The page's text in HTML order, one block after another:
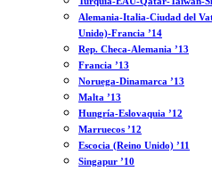
Alemania-Italia-Ciudad del
Unido)-Francia ’14
Rep. Checa-Alemania ’13
Francia ’13
Noruega-Dinamarca ’13
Malta ’13
Hungría-Eslovaquia ’12
Marruecos ’12
Escocia (Reino Unido) ’11
Singapur ’10